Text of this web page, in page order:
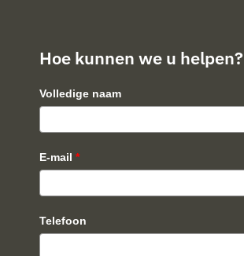
Hoe kunnen we u helpen?
Volledige naam
E-mail *
Telefoon